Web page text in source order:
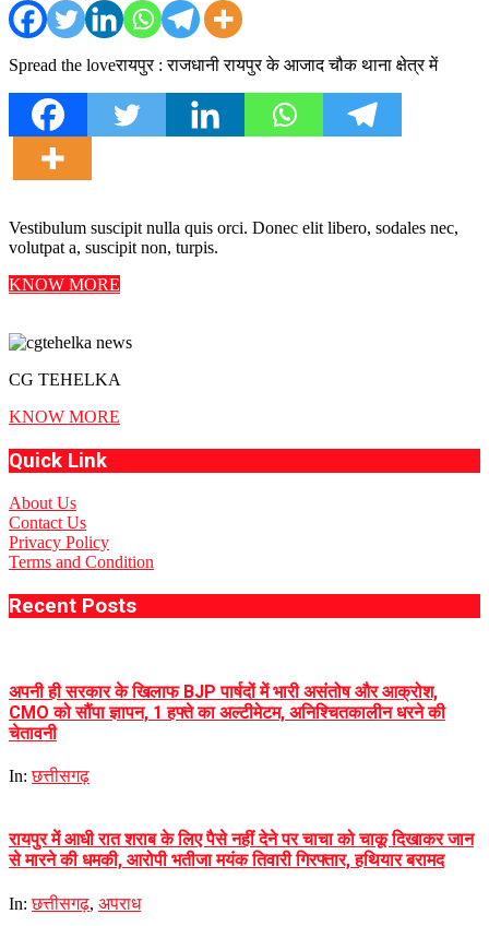
Spread the loveरायपुर : राजधानी रायपुर के आजाद चौक थाना क्षेत्र में
Vestibulum suscipit nulla quis orci. Donec elit libero, sodales nec,
volutpat a, suscipit non, turpis.
KNOW MORE
CG TEHELKA
KNOW MORE
Quick Link
About Us
Contact Us
Privacy Policy
Terms and Condition
Recent Posts
अपनी ही सरकार के खिलाफ BJP पार्षदों में भारी असंतोष और आक्रोश,
CMO को सौंपा ज्ञापन, 1 हफ्ते का अल्टीमेटम, अनिश्चितकालीन धरने की
चेतावनी
In: छत्तीसगढ़
रायपुर में आधी रात शराब के लिए पैसे नहीं देने पर चाचा को चाकू दिखाकर जान
से मारने की धमकी, आरोपी भतीजा मयंक तिवारी गिरफ्तार, हथियार बरामद
In: छत्तीसगढ़, अपराध